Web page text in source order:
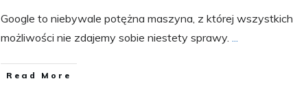
Google to niebywale potężna maszyna, z której wszystkich
możliwości nie zdajemy sobie niestety sprawy.
​Read More